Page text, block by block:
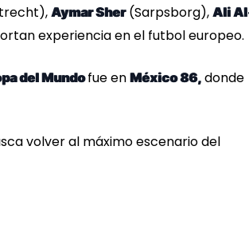
Aymar Sher(Sarpsborg), Ali
experiencia en el futbol europeo.
del Mundofue en México 86, donde
volver al máximo escenario del